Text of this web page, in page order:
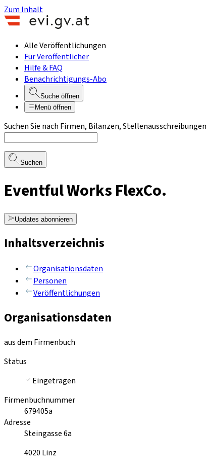
Zum Inhalt
Alle Veröffentlichungen
Für Veröffentlicher
Hilfe & FAQ
Benachrichtigungs-Abo
Suche öffnen
Menü öffnen
Suchen Sie nach Firmen, Bilanzen,
Suchen
Eventful Works FlexCo.
Updates abonnieren
Inhaltsverzeichnis
Organisationsdaten
Personen
Veröffentlichungen
Organisationsdaten
aus dem Firmenbuch
Status
Eingetragen
Firmenbuchnummer
679405a
Adresse
Steingasse 6a
4020 Linz